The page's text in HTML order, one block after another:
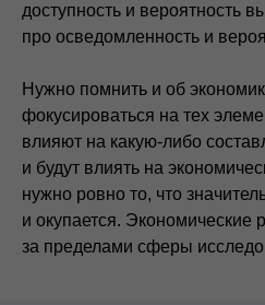
доступность и вероятность
про осведомленность и
Нужно помнить и об
фокусироваться на тех
влияют на какую-либо
и будут влиять на
нужно ровно то, что
и окупается. Экономические
за пределами сферы